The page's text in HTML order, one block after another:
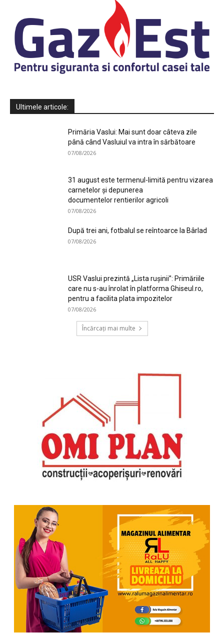
Ultimele articole:
Primăria Vaslui: Mai sunt doar câteva zile
până când Vasluiul va intra în sărbătoare
07/08/2026
31 august este termenul-limită pentru vizarea
carnetelor și depunerea
documentelor rentierilor agricoli
07/08/2026
După trei ani, fotbalul se reîntoarce la Bârlad
07/08/2026
USR Vaslui prezintă „Lista rușinii”: Primăriile
care nu s-au înrolat în platforma Ghiseul.ro,
pentru a facilita plata impozitelor
07/08/2026
Încărcați mai multe